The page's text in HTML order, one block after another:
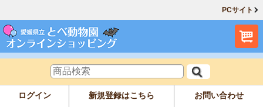
PCサイト
ログイン 新規登録はこちら お問い合わせ